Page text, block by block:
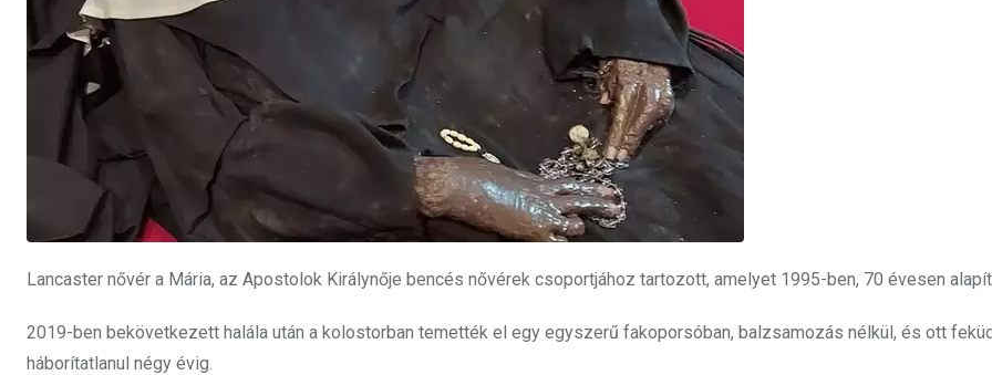
Lancaster nővér a Mária, az Apostolok Királynője bencés nővérek csoportjához tartozott, amelyet 1995-ben, 70 évesen
2019-ben bekövetkezett halála után a kolostorban temették el egy egyszerű fakoporsóban, balzsamozás nélkül, és ott
háborítatlanul négy évig.